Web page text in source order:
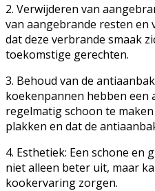
2. Verwijderen van
van aangebrande resten en
dat deze verbrande smaak
toekomstige gerechten.
3. Behoud van de
koekenpannen hebben een
regelmatig schoon te
plakken en dat de
4. Esthetiek: Een schone en
niet alleen beter uit, maar
kookervaring zorgen.